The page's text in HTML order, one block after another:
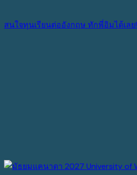
สนใจทุนเรียนต่ออังกฤษ ทักพี่อิมได้เลย!